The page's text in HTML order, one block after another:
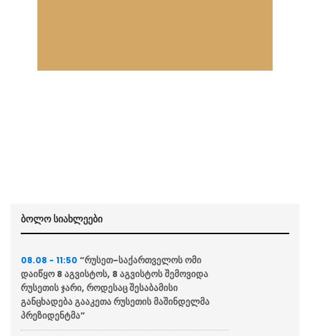
ბოლო სიახლეები
08.08 - 11:50 “რუსეთ-საქართველოს ომი
დაიწყო 8 აგვისტოს, 8 აგვისტოს შემოვიდა
რუსეთის ჯარი, როდესაც შესაბამისი
განცხადება გააკეთა რუსეთის მაშინდელმა
პრეზიდენტმა”